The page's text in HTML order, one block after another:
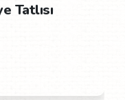
Tatlısı